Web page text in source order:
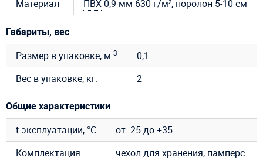
Материал ПВХ0,9 мм 630 г/м², поролон 5-10 см
Габариты, вес
Размер в упаковке, м.3
0,1
Вес в упаковке, кг.
2
Общие характеристики
t эксплуатации, °C
от -25 до +35
Комплектация
чехол для хранения, памперс